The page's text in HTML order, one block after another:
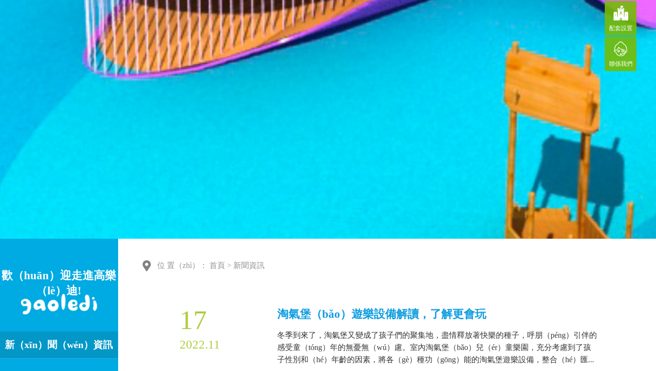
歡（huān）迎走進高樂
（lè）迪!
新（xīn）聞（wén）資訊
位 置（zhì）： 首頁 > 新聞資訊
17
2022.11
淘氣堡（bǎo）遊樂設備解讀，了解更會玩
冬季到來了，淘氣堡又變成了孩子們的聚集地，盡情釋放著快樂的種子，呼朋（péng）引伴的
感受童（tóng）年的無憂無（wú）慮。室內淘氣堡（bǎo）兒（ér）童樂園，充分考慮到了孩
子性別和（hé）年齡的因素，將各（gè）種功（gōng）能的淘氣堡遊樂設備，整合（hé）匯...
配套設置
聯係我們